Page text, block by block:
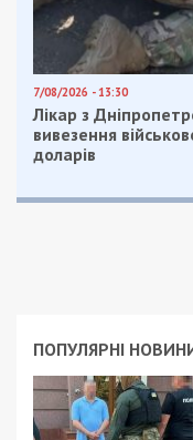
7/08/2026 - 13:30
Лікар з
вивезення
доларів
ПОПУЛЯРНІ